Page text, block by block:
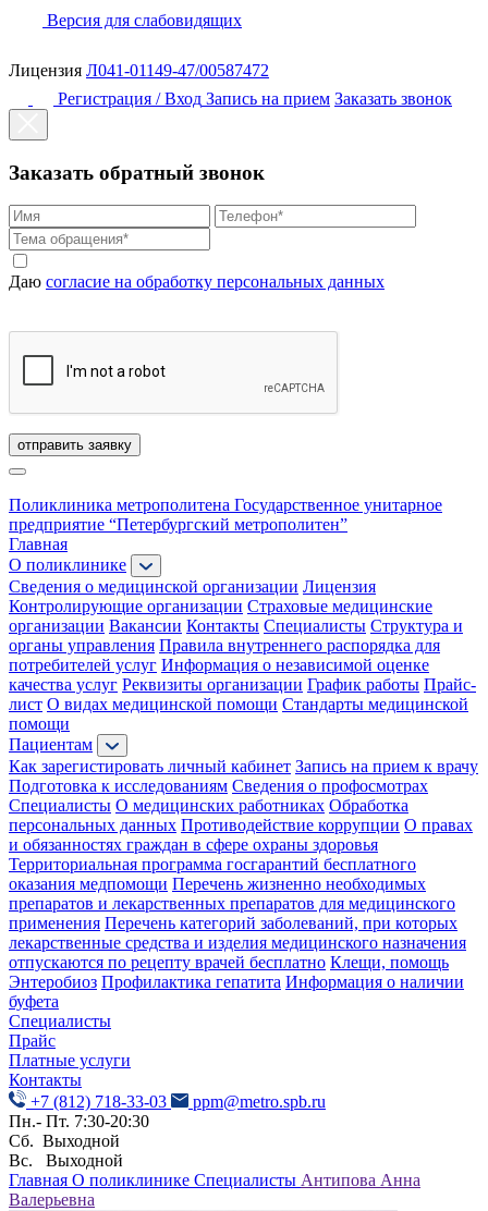
Версия для слабовидящих
Лицензия Л041-01149-47/00587472
Регистрация / Вход Запись на прием Заказать звонок
Заказать обратный звонок
Даю согласие на обработку персональных данных
отправить заявку
Поликлиника метрополитена Государственное унитарное
предприятие “Петербургский метрополитен”
Главная
О поликлинике
Сведения о медицинской организации Лицензия
Контролирующие организации Страховые медицинские
организации Вакансии Контакты Специалисты Структура и
органы управления Правила внутреннего распорядка для
потребителей услуг Информация о независимой оценке
качества услуг Реквизиты организации График работы Прайс-
лист О видах медицинской помощи Стандарты медицинской
помощи
Пациентам
Как зарегистировать личный кабинет Запись на прием к врачу
Подготовка к исследованиям Сведения о профосмотрах
Специалисты О медицинских работниках Обработка
персональных данных Противодействие коррупции О правах
и обязанностях граждан в сфере охраны здоровья
Территориальная программа госгарантий бесплатного
оказания медпомощи Перечень жизненно необходимых
препаратов и лекарственных препаратов для медицинского
применения Перечень категорий заболеваний, при которых
лекарственные средства и изделия медицинского назначения
отпускаются по рецепту врачей бесплатно Клещи, помощь
Энтеробиоз Профилактика гепатита Информация о наличии
буфета
Специалисты
Прайс
Платные услуги
Контакты
+7 (812) 718-33-03
ppm@metro.spb.ru
Пн.- Пт. 7:30-20:30
Сб. Выходной
Вс. Выходной
Главная О поликлинике Специалисты Антипова Анна
Валерьевна